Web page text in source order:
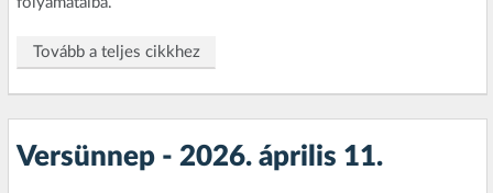
Tovább a teljes cikkhez
Versünnep - 2026. április 11.